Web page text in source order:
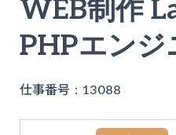
WEB制作
PHPエンジ
仕事番号 ：13088